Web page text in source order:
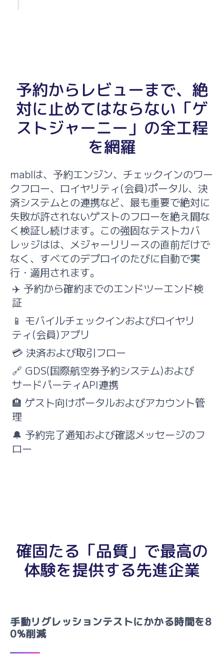
予約からレビューまで、絶
対に止めてはならない「ゲ
ストジャーニー」の全工程
を網羅
mablは、予約エンジン、チェックインのワー
クフロー、ロイヤリティ(会員)ポータル、決
済システムとの連携など、最も重要で絶対に
失敗が許されないゲストのフローを絶え間な
く検証し続けます。この強固なテストカバ
レッジはは、メジャーリリースの直前だけで
なく、すべてのデプロイのたびに自動で実
行・適用されます。
✈️ 予約から確約までのエンドツーエンド検
証
📱 モバイルチェックインおよびロイヤリ
ティ(会員)アプリ
💳 決済および取引フロー
🔗 GDS(国際航空券予約システム)および
サードパーティAPI連携
🏨 ゲスト向けポータルおよびアカウント管
理
🔔 予約完了通知および確認メッセージのフ
ロー
確固たる「品質」で最高の
体験を提供する先進企業
手動リグレッションテストにかかる時間を8
0%削減